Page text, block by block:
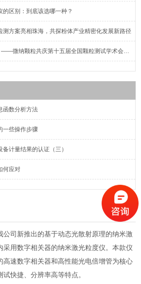
的区别：到底该选哪一种？
测方案亮相珠海，共探粉体产业精密化发展新路径
共绘蓝图，向“新”而生！——微纳颗粒共庆第十五届全国颗粒测试学术会议暨2025全国粉体测试技术应用研讨会
函数分析方法
一些操作步骤
计量结果的认证（三）
何应对
公司新推出的基于动态光散射原理的纳米激
采用数字相关器的纳米激光粒度仪。本款仪
高速数字相关器和高性能光电倍增管为核心
快捷、分辨率高等特点。